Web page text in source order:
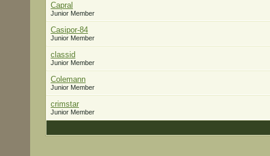
Capral
Junior Member
Casipor-84
Junior Member
classid
Junior Member
Colemann
Junior Member
crimstar
Junior Member